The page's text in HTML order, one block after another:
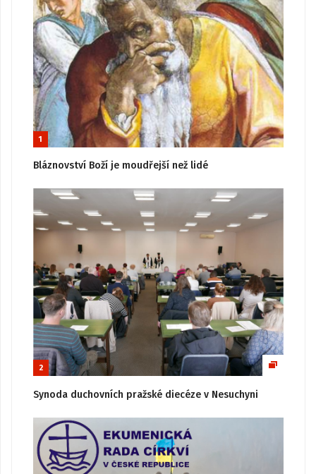
1
Bláznovství Boží je moudřejší než lidé
2
Synoda duchovních pražské diecéze v Nesuchyni